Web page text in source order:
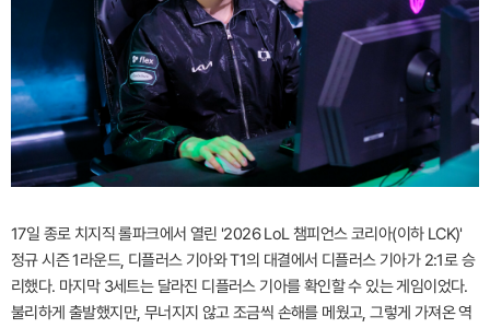
17일 종로 치지직 롤파크에서 열린 '2026 LoL 챔피언스 코리아(이하 LCK)'
정규 시즌 1라운드, 디플러스 기아와 T1의 대결에서 디플러스 기아가 2:1로 승
리했다. 마지막 3세트는 달라진 디플러스 기아를 확인할 수 있는 게임이었다.
불리하게 출발했지만, 무너지지 않고 조금씩 손해를 메웠고, 그렇게 가져온 역